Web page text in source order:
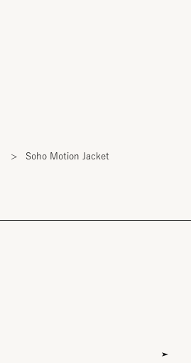
> Soho Motion Jacket